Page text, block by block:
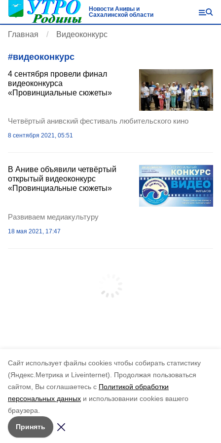
Cайт использует файлы cookies чтобы собирать статистику
(Яндекс.Метрика и Liveinternet).
Продолжая пользоваться
сайтом, Вы соглашаетесь с Политикой обработки
персональных данных и использовании cookies вашего
браузера.
Принять
Новости Анивы и
Сахалинской области
Главная Видеоконкурс
#видеоконкурс
4 сентября провели финал
видеоконкурса
«Провинциальные сюжеты»
Четвёртый анивский фестиваль любительского кино
8 сентября 2021, 05:51
В Аниве объявили четвёртый
открытый видеоконкурс
«Провинциальные сюжеты»
Развиваем медиакультуру
18 мая 2021, 17:47